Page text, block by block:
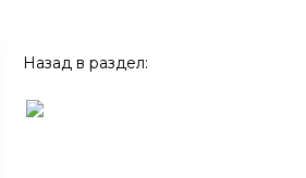
Назад в раздел: